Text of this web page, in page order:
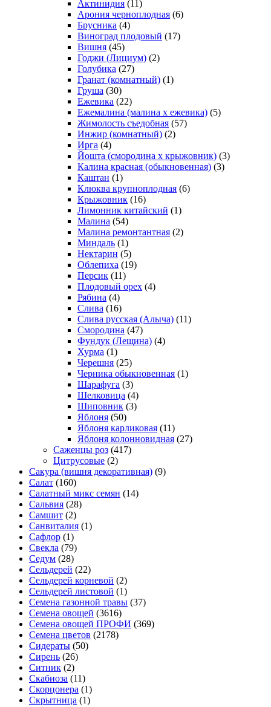
Актинидия (11)
Арония черноплодная (6)
Брусника (4)
Виноград плодовый (17)
Вишня (45)
Годжи (Лициум) (2)
Голубика (27)
Гранат (комнатный) (1)
Груша (30)
Ежевика (22)
Ежемалина (малина х ежевика) (5)
Жимолость съедобная (57)
Инжир (комнатный) (2)
Ирга (4)
Йошта (смородина х крыжовник) (3)
Калина красная (обыкновенная) (3)
Каштан (1)
Клюква крупноплодная (6)
Крыжовник (16)
Лимонник китайский (1)
Малина (54)
Малина ремонтантная (2)
Миндаль (1)
Нектарин (5)
Облепиха (19)
Персик (11)
Плодовый орех (4)
Рябина (4)
Слива (16)
Слива русская (Алыча) (11)
Смородина (47)
Фундук (Лещина) (4)
Хурма (1)
Черешня (25)
Черника обыкновенная (1)
Шарафуга (3)
Шелковица (4)
Шиповник (3)
Яблоня (50)
Яблоня карликовая (11)
Яблоня колонновидная (27)
Саженцы роз (417)
Цитрусовые (2)
Сакура (вишня декоративная) (9)
Салат (160)
Салатный микс семян (14)
Сальвия (28)
Самшит (2)
Санвиталия (1)
Сафлор (1)
Свекла (79)
Седум (28)
Сельдерей (22)
Сельдерей корневой (2)
Сельдерей листовой (1)
Семена газонной травы (37)
Семена овощей (3616)
Семена овощей ПРОФИ (369)
Семена цветов (2178)
Сидераты (50)
Сирень (26)
Ситник (2)
Скабиоза (11)
Скорцонера (1)
Скрытница (1)